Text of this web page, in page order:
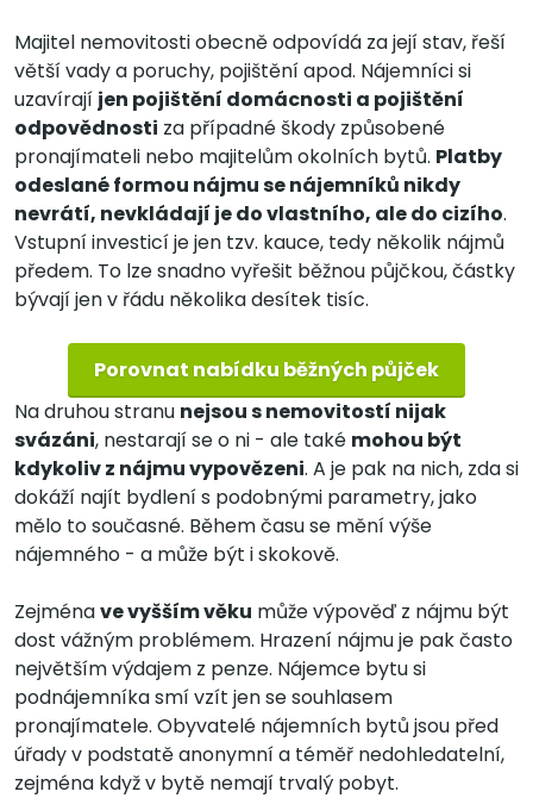
Majitel nemovitosti obecně odpovídá za její stav, řeší
větší vady a poruchy, pojištění apod. Nájemníci si
uzavírají jen pojištění domácnosti a pojištění
odpovědnosti za případné škody způsobené
pronajímateli nebo majitelům okolních bytů. Platby
odeslané formou nájmu se nájemníků nikdy
nevrátí, nevkládají je do vlastního, ale do cizího.
Vstupní investicí je jen tzv. kauce, tedy několik nájmů
předem. To lze snadno vyřešit běžnou půjčkou, částky
bývají jen v řádu několika desítek tisíc.
Porovnat nabídku běžných půjček
Na druhou stranu nejsou s nemovitostí nijak
svázáni, nestarají se o ni - ale také mohou být
kdykoliv z nájmu vypovězeni. A je pak na nich, zda si
dokáží najít bydlení s podobnými parametry, jako
mělo to současné. Během času se mění výše
nájemného - a může být i skokově.
Zejménave vyšším věku může výpověď z nájmu být
dost vážným problémem. Hrazení nájmu je pak často
největším výdajem z penze. Nájemce bytu si
podnájemníka smí vzít jen se souhlasem
pronajímatele. Obyvatelé nájemních bytů jsou před
úřady v podstatě anonymní a téměř nedohledatelní,
zejména když v bytě nemají trvalý pobyt.